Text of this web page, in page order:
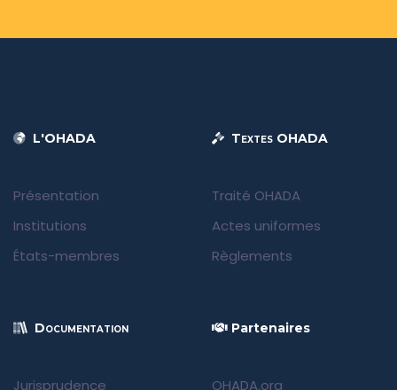
L'OHADA
Présentation
Institutions
États-membres
Textes OHADA
Traité OHADA
Actes uniformes
Règlements
Documentation
Jurisprudence
Partenaires
OHADA.org